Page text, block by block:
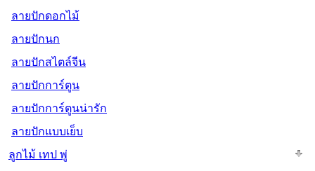
ลายปักดอกไม้
ลายปักนก
ลายปักสไตล์จีน
ลายปักการ์ตูน
ลายปักการ์ตูนน่ารัก
ลายปักแบบเย็บ
ลูกไม้ เทป พู่